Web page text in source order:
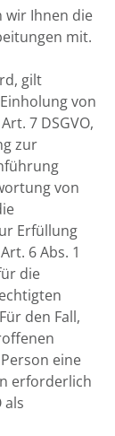
wir Ihnen die
mit.
gilt
von
7 DSGVO,
zur
von
Erfüllung
6 Abs. 1
die
den Fall,
eine
erforderlich
als